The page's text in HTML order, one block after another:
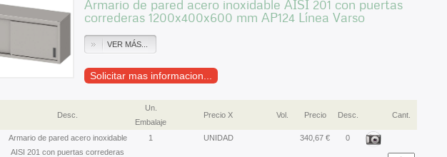
Armario de pared acero inoxidable AISI 201 con puertas
correderas 1200x400x600 mm AP124 Línea Varso
VER MÁS...
Solicitar mas informacion...
Desc.
Un.
Embalaje
Precio X Vol. Precio Desc. Cant.
Armario de pared acero inoxidable
AISI 201 con puertas correderas
1 UNIDAD 340,67 € 0